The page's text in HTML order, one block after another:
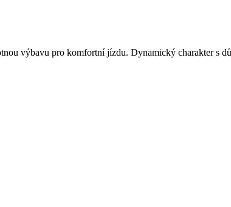
výbavu pro komfortní jízdu. Dynamický charakter s